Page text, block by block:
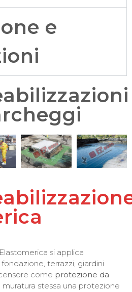
e
si applica
terrazzi, giardini
come protezione da
stessa una protezione